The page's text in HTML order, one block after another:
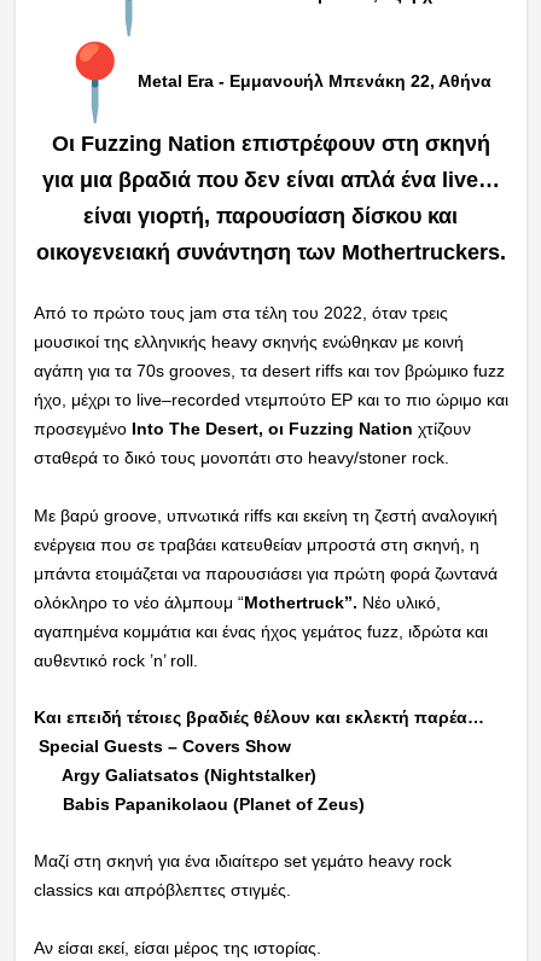
Metal Era - Εμμανουήλ Μπενάκη 22, Αθήνα
Οι Fuzzing Nation επιστρέφουν στη σκηνή
για μια βραδιά που δεν είναι απλά ένα live…
είναι γιορτή, παρουσίαση δίσκου και
οικογενειακή συνάντηση των Mothertruckers.
Από το πρώτο τους jam στα τέλη του 2022, όταν τρεις
μουσικοί της ελληνικής heavy σκηνής ενώθηκαν με κοινή
αγάπη για τα 70s grooves, τα desert riffs και τον βρώμικο fuzz
ήχο, μέχρι το live–recorded ντεμπούτο EP και το πιο ώριμο και
προσεγμένο Into The Desert, οι Fuzzing Nation χτίζουν
σταθερά το δικό τους μονοπάτι στο heavy/stoner rock.
Με βαρύ groove, υπνωτικά riffs και εκείνη τη ζεστή αναλογική
ενέργεια που σε τραβάει κατευθείαν μπροστά στη σκηνή, η
μπάντα ετοιμάζεται να παρουσιάσει για πρώτη φορά ζωντανά
ολόκληρο το νέο άλμπουμ “Mothertruck”. Νέο υλικό,
αγαπημένα κομμάτια και ένας ήχος γεμάτος fuzz, ιδρώτα και
αυθεντικό rock ’n’ roll.
Και επειδή τέτοιες βραδιές θέλουν και εκλεκτή παρέα…
Special Guests – Covers Show
Argy Galiatsatos (Nightstalker)
Babis Papanikolaou (Planet of Zeus)
Μαζί στη σκηνή για ένα ιδιαίτερο set γεμάτο heavy rock
classics και απρόβλεπτες στιγμές.
Αν είσαι εκεί, είσαι μέρος της ιστορίας.